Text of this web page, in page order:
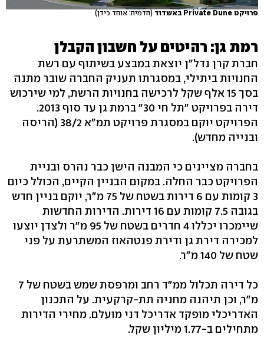
פרויקט Private Dune באשדוד (הדמיה: אוהד כידן)
רמת גן: רהיטים על חשבון הקבלן
חברת קרן נדל"ן יוצאת במבצע בשיתוף עם רשת
החנויות ביתילי, במסגרתו תעניק החברה שובר מתנה
בסך 15 אלף שקל לרכישה בחנויות הרשת, למי שירכוש
דירה בפרויקט "תל חי 30" ברמת גן עד סוף 2013.
הפרויקט יוקם במסגרת פרויקט תמ"א 38/2 (הריסה
ובנייה מחדש).
בחברה מציינים כי המבנה הישן כבר נהרס ובניית
הפרויקט כבר החלה. במקום הבניין הקיים, הכולל כיום
3 קומות עם 6 דירות בשטח של 75 מ"ר, יוקם בניין חדש
בגובה 7.5 קומות עם 16 דירות. הדירות החדשות
שיימכרו יכללו 4 חדרים בשטח של 95 מ"ר ולצדן יוצעו
למכירה דירת גן ודירת פנטהאוז המשתרעת על פני
שטח של 140 מ"ר.
כל דירה תכלול ממ"ד רחב ומרפסת שמש בשטח של 7
מ"ר, וכן תיהנה מחניה תת-קרקעית. על התכנון
האדריכלי מופקד אדריכל דני מועלם. מחירי הדירות
מתחילים ב-1.77 מיליון שקל.